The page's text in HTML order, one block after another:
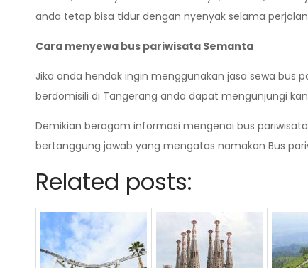
anda tetap bisa tidur dengan nyenyak selama
Cara menyewa bus pariwisata Semanta
Jika anda hendak ingin menggunakan jasa sewa bus
berdomisili di Tangerang anda dapat mengunjungi
Demikian beragam informasi mengenai bus
bertanggung jawab yang mengatas namakan Bus
Related posts: